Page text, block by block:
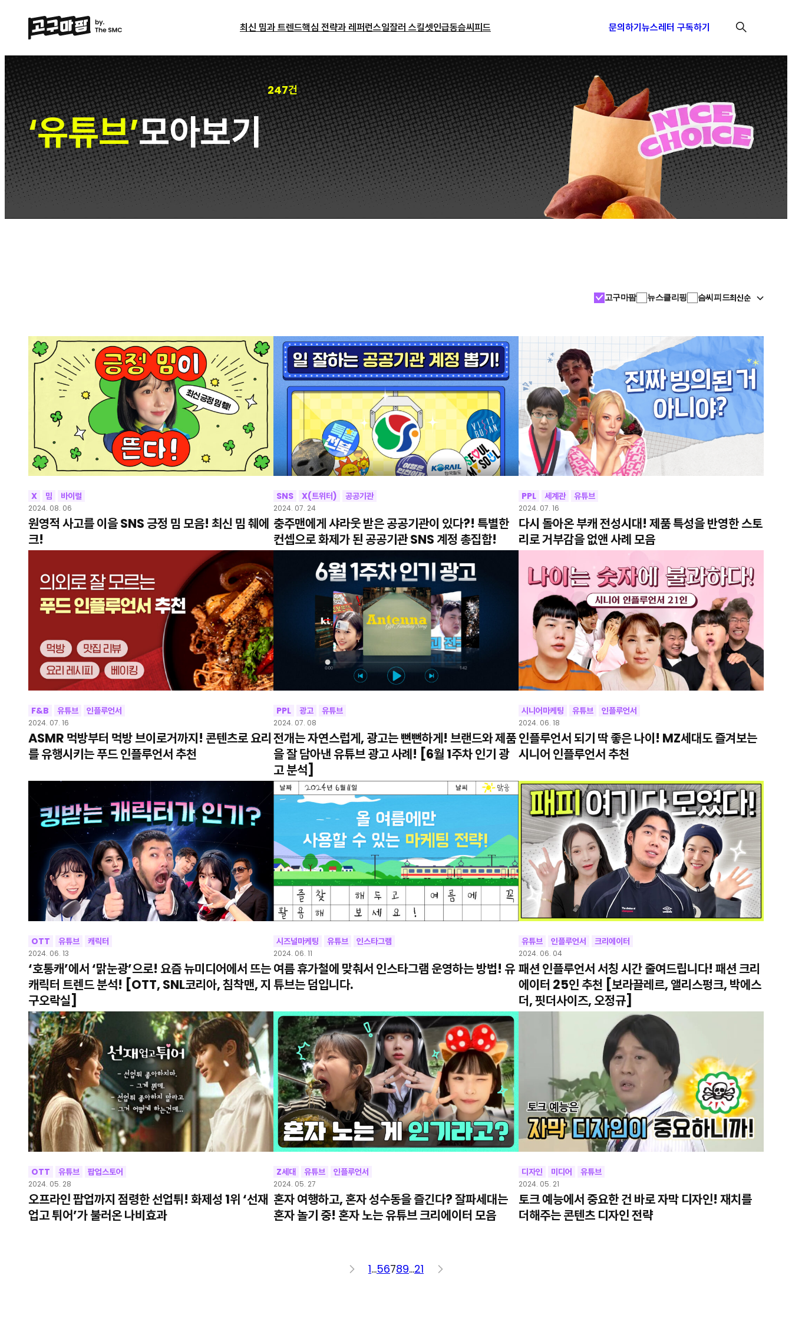
최신 밈과 트렌드핵심 전략과 레퍼런스일잘러 스킬셋인급동슴씨피드 문의하기뉴스레터 구독하기
‘유튜브’모아보기
247건
고구마팜 뉴스클리핑 슴씨피드최신순
X 밈 바이럴
2024. 08. 06
원영적 사고를 이을 SNS 긍정 밈 모음! 최신 밈 췌에
크!
SNS X(트위터) 공공기관
2024. 07. 24
충주맨에게 샤라웃 받은 공공기관이 있다?! 특별한
컨셉으로 화제가 된 공공기관 SNS 계정 총집합!
PPL 세계관 유튜브
2024. 07. 16
다시 돌아온 부캐 전성시대! 제품 특성을 반영한 스토
리로 거부감을 없앤 사례 모음
F&B 유튜브 인플루언서
2024. 07. 16
ASMR 먹방부터 먹방 브이로거까지! 콘텐츠로 요리
를 유행시키는 푸드 인플루언서 추천
PPL 광고 유튜브
2024. 07. 08
전개는 자연스럽게, 광고는 뻔뻔하게! 브랜드와 제품
을 잘 담아낸 유튜브 광고 사례! [6월 1주차 인기 광
고 분석]
시니어마케팅 유튜브 인플루언서
2024. 06. 18
인플루언서 되기 딱 좋은 나이! MZ세대도 즐겨보는
시니어 인플루언서 추천
OTT 유튜브 캐릭터
2024. 06. 13
‘호통캐’에서 ‘맑눈광’으로! 요즘 뉴미디어에서 뜨는
캐릭터 트렌드 분석! [OTT, SNL코리아, 침착맨, 지
구오락실]
시즈널마케팅 유튜브 인스타그램
2024. 06. 11
여름 휴가철에 맞춰서 인스타그램 운영하는 방법! 유
튜브는 덤입니다.
유튜브 인플루언서 크리에이터
2024. 06. 04
패션 인플루언서 서칭 시간 줄여드립니다! 패션 크리
에이터 25인 추천 [보라끌레르, 앨리스펑크, 박에스
더, 핏더사이즈, 오정규]
OTT 유튜브 팝업스토어
2024. 05. 28
오프라인 팝업까지 점령한 선업튀! 화제성 1위 ‘선재
업고 튀어’가 불러온 나비효과
Z세대 유튜브 인플루언서
2024. 05. 27
혼자 여행하고, 혼자 성수동을 즐긴다? 잘파세대는
혼자 놀기 중! 혼자 노는 유튜브 크리에이터 모음
디자인 미디어 유튜브
2024. 05. 21
토크 예능에서 중요한 건 바로 자막 디자인! 재치를
더해주는 콘텐츠 디자인 전략
< 1…56789…21 >